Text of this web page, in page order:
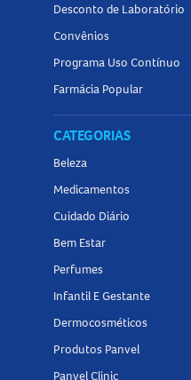
Desconto de Laboratório
Convênios
Programa Uso Contínuo
Farmácia Popular
CATEGORIAS
Beleza
Medicamentos
Cuidado Diário
Bem Estar
Perfumes
Infantil E Gestante
Dermocosméticos
Produtos Panvel
Panvel Clinic